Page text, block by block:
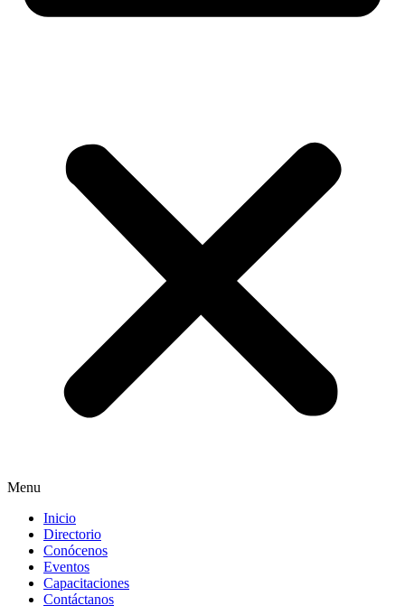
Menu
Inicio
Directorio
Conócenos
Eventos
Capacitaciones
Contáctanos